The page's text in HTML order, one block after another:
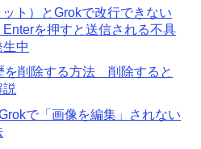
ト）とGrokで改行できない
を押すと送信される不具
中
を削除する方法 削除すると
で「画像を編集」されない